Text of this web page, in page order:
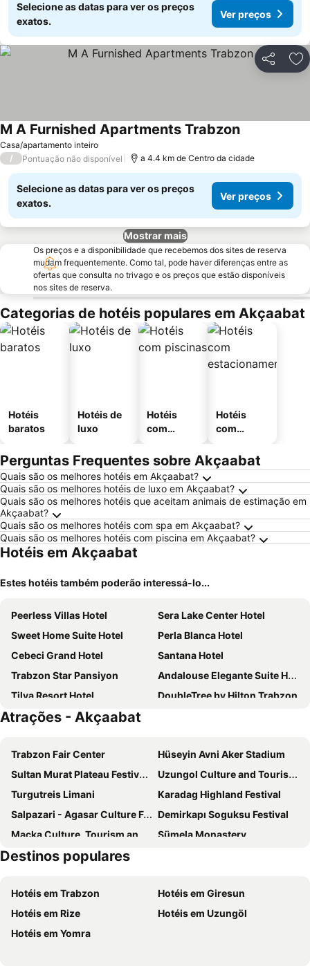
Selecione as datas para ver os preços
exatos.
Ver preços
Partilhar
Casa/apartamento inteiro
M A Furnished Apartments Trabzon
/ Pontuação não disponível a 4.4 km de Centro da cidade
Selecione as datas para ver os preços
exatos.
Ver preços
Mostrar mais
Os preços e a disponibilidade que recebemos dos sites de reserva
mudam frequentemente. Como tal, pode haver diferenças entre as
ofertas que consulta no trivago e os preços que estão disponíveis
nos sites de reserva.
Categorias de hotéis populares em Akçaabat
Hotéis
baratos
Hotéis de
luxo
Hotéis
com
Hotéis
com
mento
Perguntas Frequentes sobre Akçaabat
Quais são os melhores hotéis em Akçaabat?
Quais são os melhores hotéis de luxo em Akçaabat?
Quais são os melhores hotéis que aceitam animais de estimação em
Akçaabat?
Quais são os melhores hotéis com spa em Akçaabat?
Quais são os melhores hotéis com piscina em Akçaabat?
Hotéis em Akçaabat
Estes hotéis também poderão interessá-lo...
Peerless Villas Hotel
Sera Lake Center Hotel
Sweet Home Suite Hotel
Perla Blanca Hotel
Cebeci Grand Hotel
Santana Hotel
Trabzon Star Pansiyon
Andalouse Elegante Suite Hotel
Tilya Resort Hotel
DoubleTree by Hilton Trabzon
Panagia Premier Trabzon
Karayel
Tahir Aga Konagi Hotel
Pointbreak Otel
Atrações - Akçaabat
Trabzon Fair Center
Hüseyin Avni Aker Stadium
Sultan Murat Plateau Festivals
Uzungol Culture and Tourism Festival
Turgutreis Limani
Karadag Highland Festival
Salpazari - Agasar Culture Festival
Demirkapı Soguksu Festival
Macka Culture, Tourism and Art Festival
Sümela Monastery
Trabzon Bus Terminal
Destinos populares
Hotéis em Trabzon
Hotéis em Giresun
Hotéis em Rize
Hotéis em Uzungöl
Hotéis em Yomra